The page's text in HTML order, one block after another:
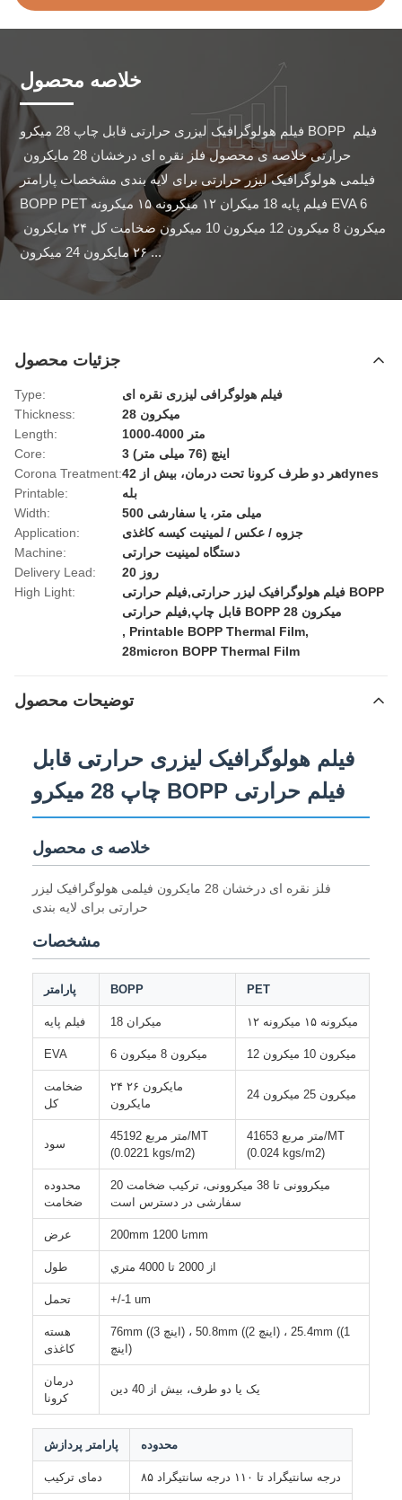
خلاصه محصول
فیلم هولوگرافیک لیزری حرارتی قابل چاپ 28 میکرو BOPP فیلم
فیلمی هولوگرافیک لیزر حرارتی برای لایه بندی مشخصات پارامتر
BOPP PET فیلم پایه 18 میکران ۱۲ میکرونه ۱۵ میکرونه EVA 6
۲۶ مایکرون 24 ميکرون ...
جزئیات محصول
Type:
فیلم هولوگرافی لیزری نقره ای
Thickness:
28 میکرون
Length:
1000-4000 متر
Core:
3 اینچ (76 میلی متر)
Corona Treatment:
هر دو طرف کرونا تحت درمان، بیش از 42dynes
Printable:
بله
Width:
500 میلی متر، یا سفارشی
Application:
جزوه / عکس / لمینیت کیسه کاغذی
Machine:
دستگاه لمینیت حرارتی
Delivery Lead:
20 روز
High Light:
فیلم هولوگرافیک لیزر حرارتی,فیلم حرارتی BOPP
قابل چاپ,فیلم حرارتی BOPP 28 میکرون
, Printable BOPP Thermal Film,
28micron BOPP Thermal Film
توضیحات محصول
فیلم هولوگرافیک لیزری حرارتی قابل
چاپ 28 میکرو BOPP فیلم حرارتی
خلاصه ی محصول
فلز نقره ای درخشان 28 مایکرون فیلمی هولوگرافیک لیزر
حرارتی برای لایه بندی
مشخصات
پارامتر BOPP PET
فیلم پایه 18 میکران ۱۲ میکرونه ۱۵ میکرونه
EVA 6 ميکرون 8 ميکرون 12 ميکرون 10 ميکرون
ضخامت
کل
۲۴ مایکرون ۲۶
مایکرون
24 ميکرون 25 ميکرون
سود
45192 متر مربع/MT
(0.0221 kgs/m2)
41653 متر مربع/MT
(0.024 kgs/m2)
محدوده
ضخامت
20 میکروونی تا 38 میکروونی، ترکیب ضخامت
سفارشی در دسترس است
عرض 200mm تا 1200mm
طول از 2000 تا 4000 متري
تحمل +/-1 um
هسته
کاغذی
76mm ((3 اینچ) ، 50.8mm ((2 اینچ) ، 25.4mm ((1
اینچ)
درمان
کرونا
یک یا دو طرف، بیش از 40 دین
پارامتر پردازش محدوده
دمای ترکیب ۸۵ درجه سانتیگراد تا ۱۱۰ درجه سانتیگراد